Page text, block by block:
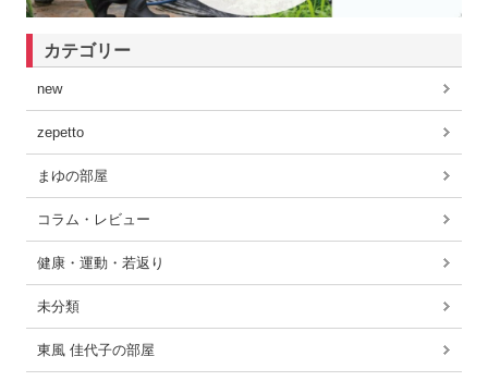
カテゴリー
new
zepetto
まゆの部屋
コラム・レビュー
健康・運動・若返り
未分類
東風 佳代子の部屋